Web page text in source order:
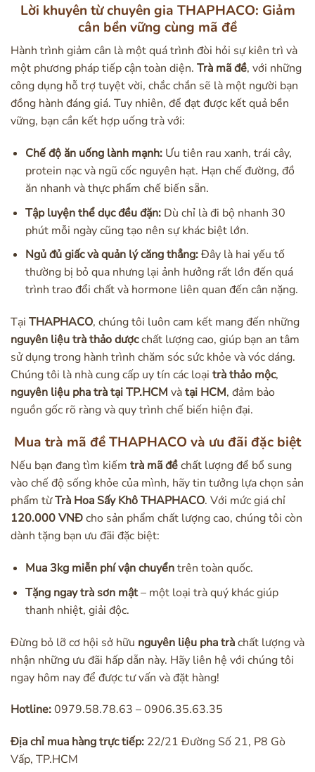
Lời khuyên từ chuyên gia THAPHACO: Giảm
cân bền vững cùng mã đề
Hành trình giảm cân là một quá trình đòi hỏi sự kiên trì và
một phương pháp tiếp cận toàn diện. Trà mã đề, với những
công dụng hỗ trợ tuyệt vời, chắc chắn sẽ là một người bạn
đồng hành đáng giá. Tuy nhiên, để đạt được kết quả bền
vững, bạn cần kết hợp uống trà với:
Chế độ ăn uống lành mạnh:Ưu tiên rau xanh, trái cây,
protein nạc và ngũ cốc nguyên hạt. Hạn chế đường, đồ
ăn nhanh và thực phẩm chế biến sẵn.
Tập luyện thể dục đều đặn:Dù chỉ là đi bộ nhanh 30
phút mỗi ngày cũng tạo nên sự khác biệt lớn.
Ngủ đủ giấc và quản lý căng thẳng:Đây là hai yếu tố
thường bị bỏ qua nhưng lại ảnh hưởng rất lớn đến quá
trình trao đổi chất và hormone liên quan đến cân nặng.
Tại THAPHACO, chúng tôi luôn cam kết mang đến những
nguyên liệutrà thảo dượcchất lượng cao, giúp bạn an tâm
sử dụng trong hành trình chăm sóc sức khỏe và vóc dáng.
Chúng tôi là nhà cung cấp uy tín các loại trà thảo mộc,
nguyên liệu pha tràtại TP.HCM vàtại HCM, đảm bảo
nguồn gốc rõ ràng và quy trình chế biến hiện đại.
Mua trà mã đề THAPHACO và ưu đãi đặc biệt
Nếu bạn đang tìm kiếm trà mã đềchất lượng để bổ sung
vào chế độ sống khỏe của mình, hãy tin tưởng lựa chọn sản
phẩm từTrà Hoa Sấy Khô THAPHACO. Với mức giá chỉ
120.000 VNĐcho sản phẩm chất lượng cao, chúng tôi còn
dành tặng bạn ưu đãi đặc biệt:
Mua 3kg miễn phí vận chuyểntrên toàn quốc.
Tặng ngay trà sơn mật– một loại trà quý khác giúp
thanh nhiệt, giải độc.
Đừng bỏ lỡ cơ hội sở hữu nguyên liệu pha tràchất lượng và
nhận những ưu đãi hấp dẫn này. Hãy liên hệ với chúng tôi
ngay hôm nay để được tư vấn và đặt hàng!
Hotline:0979.58.78.63 – 0906.35.63.35
Địa chỉ mua hàng trực tiếp: 22/21 Đường Số 21, P8 Gò
Vấp, TP.HCM